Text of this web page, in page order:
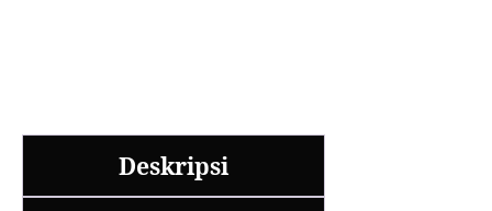
Deskripsi